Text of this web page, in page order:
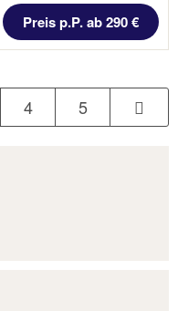
Preis p.P. ab 290 €
4 5